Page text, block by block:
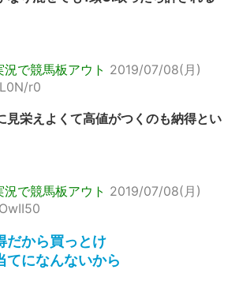
で競馬板アウト 2019/07/08(月)
r0
見栄えよくて高値がつくのも納得とい
で競馬板アウト 2019/07/08(月)
だから買っとけ
てになんないから